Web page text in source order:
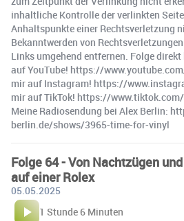
inhaltliche Kontrolle der verlinkten
Anhaltspunkte einer Rechtsverletzung
Bekanntwerden von
Links umgehend entfernen. Folge
auf YouTube! https://
mir auf Instagram! https://
mir auf TikTok! https://
Meine Radiosendung bei Alex Berlin:
berlin.de/shows/3965-time-for-vinyl
Folge 64 - Von Nachtzügen
auf einer Rolex
05.05.2025
1 Stunde 6 Minuten